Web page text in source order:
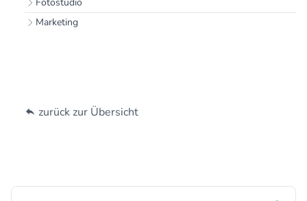
Marketing
zurück zur Übersicht